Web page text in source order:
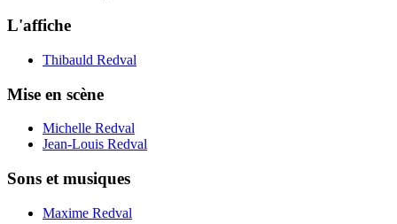
L'affiche
Thibauld Redval
Mise en scène
Michelle Redval
Jean-Louis Redval
Sons et musiques
Maxime Redval